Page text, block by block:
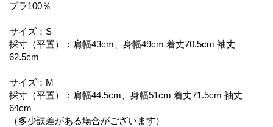
プラ100％
サイズ：S
採寸（平置）：肩幅43cm、身幅49cm 着丈70.5cm 袖丈
62.5cm
サイズ：M
採寸（平置）：肩幅44.5cm、身幅51cm 着丈71.5cm 袖丈
64cm
（多少誤差がある場合がございます）